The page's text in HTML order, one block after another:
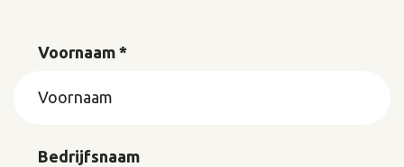
Voornaam *
Bedrijfsnaam